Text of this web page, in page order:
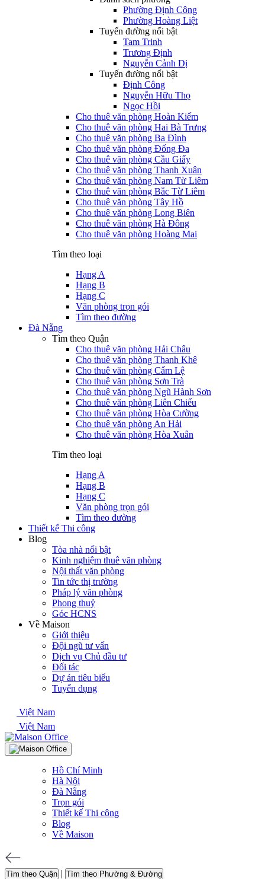
Phường Định Công
Phường Hoàng Liệt
Tuyến đường nổi bật
Tam Trinh
Trương Định
Nguyễn Cảnh Dị
Tuyến đường nổi bật
Định Công
Nguyễn Hữu Thọ
Ngọc Hồi
Cho thuê văn phòng Hoàn Kiếm
Cho thuê văn phòng Hai Bà Trưng
Cho thuê văn phòng Ba Đình
Cho thuê văn phòng Đống Đa
Cho thuê văn phòng Cầu Giấy
Cho thuê văn phòng Thanh Xuân
Cho thuê văn phòng Nam Từ Liêm
Cho thuê văn phòng Bắc Từ Liêm
Cho thuê văn phòng Tây Hồ
Cho thuê văn phòng Long Biên
Cho thuê văn phòng Hà Đông
Cho thuê văn phòng Hoàng Mai
Tìm theo loại
Hạng A
Hạng B
Hạng C
Văn phòng trọn gói
Tìm theo đường
Đà Nẵng
Tìm theo Quận
Cho thuê văn phòng Hải Châu
Cho thuê văn phòng Thanh Khê
Cho thuê văn phòng Cẩm Lệ
Cho thuê văn phòng Sơn Trà
Cho thuê văn phòng Ngũ Hành Sơn
Cho thuê văn phòng Liên Chiểu
Cho thuê văn phòng Hòa Cường
Cho thuê văn phòng An Hải
Cho thuê văn phòng Hòa Xuân
Tìm theo loại
Hạng A
Hạng B
Hạng C
Văn phòng trọn gói
Tìm theo đường
Thiết kế Thi công
Blog
Tòa nhà nổi bật
Kinh nghiệm thuê văn phòng
Nội thất văn phòng
Tin tức thị trường
Pháp lý văn phòng
Phong thuỷ
Góc HCNS
Về Maison
Giới thiệu
Đội ngũ tư vấn
Dịch vụ Chủ đầu tư
Đối tác
Dự án tiêu biểu
Tuyển dụng
Việt Nam
Việt Nam
Hồ Chí Minh
Hà Nội
Đà Nẵng
Trọn gói
Thiết kế Thi công
Blog
Về Maison
Tìm theo Quận | Tìm theo Phường & Đường